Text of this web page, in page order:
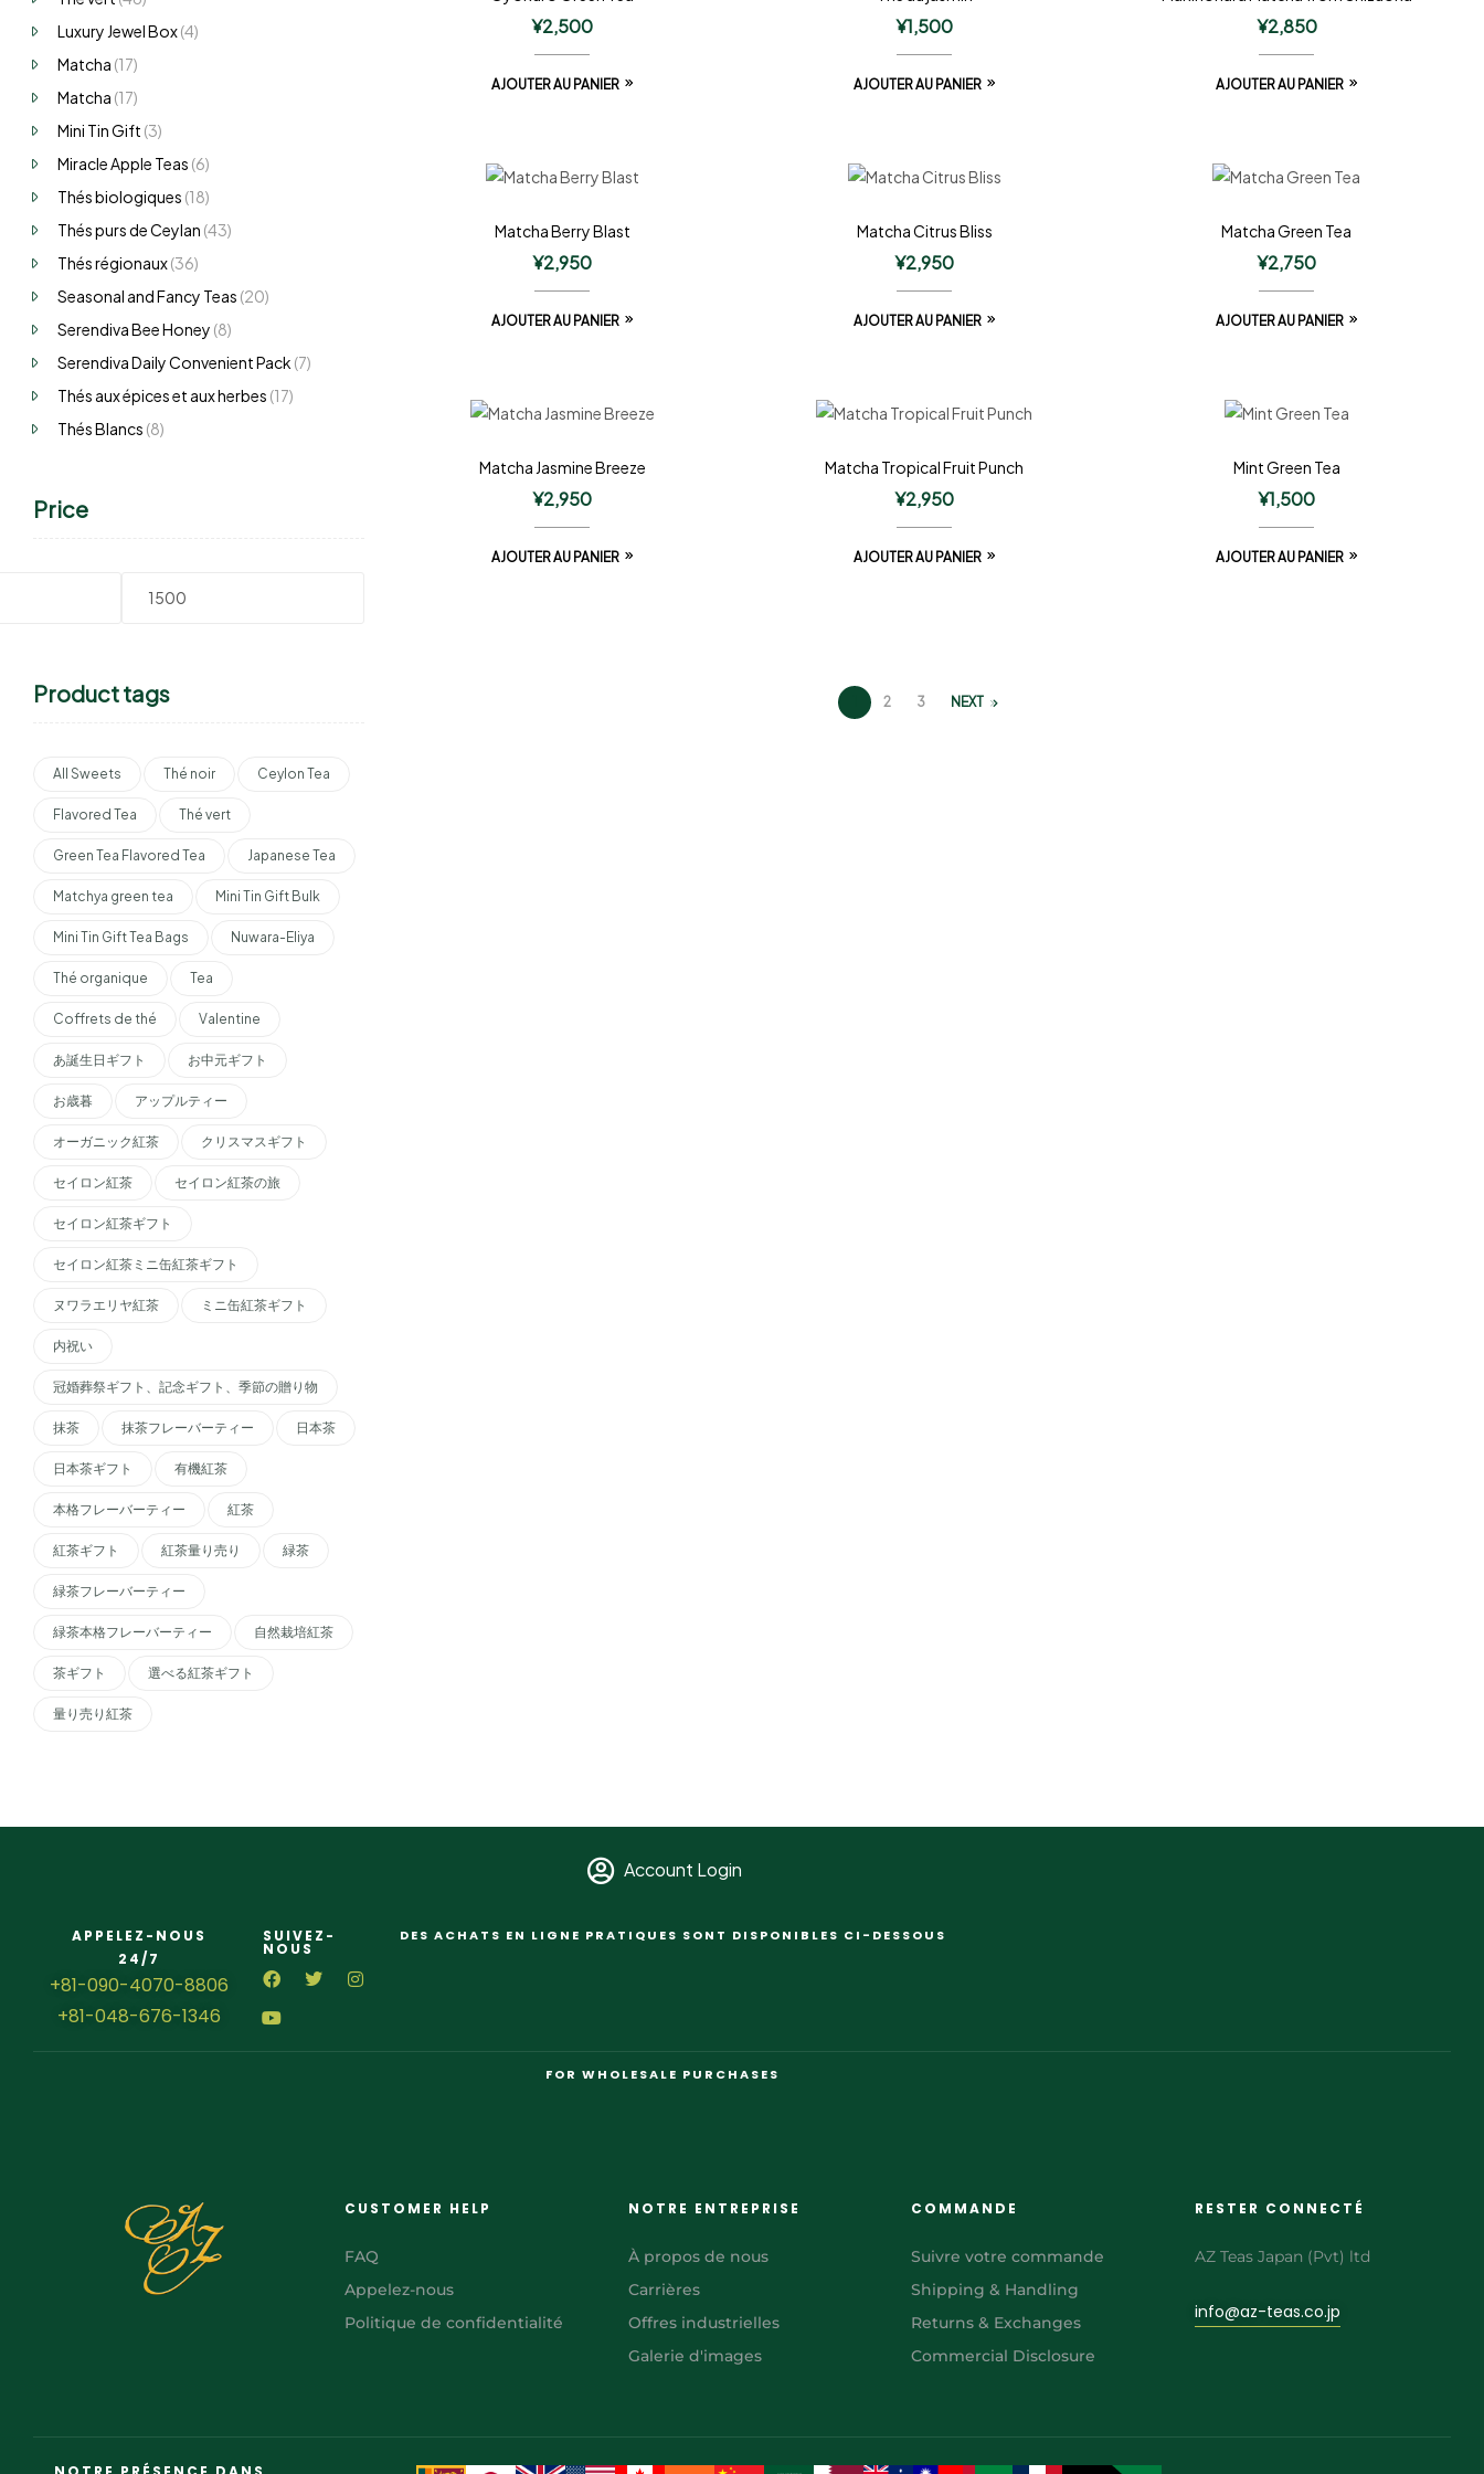
¥2,500
AJOUTER AU PANIER
¥1,500
AJOUTER AU PANIER
¥2,850
AJOUTER AU PANIER
Matcha Berry Blast
¥2,950
AJOUTER AU PANIER
Matcha Citrus Bliss
¥2,950
AJOUTER AU PANIER
Matcha Green Tea
¥2,750
AJOUTER AU PANIER
Matcha Jasmine Breeze
¥2,950
AJOUTER AU PANIER
Matcha Tropical Fruit Punch
¥2,950
AJOUTER AU PANIER
Mint Green Tea
¥1,500
AJOUTER AU PANIER
2 3 NEXT
Luxury Jewel Box(4)
Matcha (17)
Matcha (17)
Mini Tin Gift (3)
Miracle Apple Teas (6)
Thés biologiques (18)
Thés purs de Ceylan (43)
Thés régionaux(36)
Seasonal and Fancy Teas (20)
Serendiva Bee Honey (8)
Serendiva Daily Convenient Pack (7)
Thés aux épices et aux herbes (17)
Thés Blancs (8)
Price
Product tags
All Sweets Thé noir Ceylon Tea
Flavored Tea Thé vert
Green Tea Flavored Tea Japanese Tea
Matchya green tea Mini Tin Gift Bulk
Mini Tin Gift Tea Bags Nuwara-Eliya
Thé organique Tea
Coffrets de thé Valentine
あ誕生日ギフト お中元ギフト
お歳暮 アップルティー
オーガニック紅茶 クリスマスギフト
セイロン紅茶 セイロン紅茶の旅
セイロン紅茶ギフト
セイロン紅茶ミニ缶紅茶ギフト
ヌワラエリヤ紅茶 ミニ缶紅茶ギフト
内祝い
冠婚葬祭ギフト、記念ギフト、季節の贈り物
抹茶 抹茶フレーバーティー 日本茶
日本茶ギフト 有機紅茶
本格フレーバーティー 紅茶
紅茶ギフト 紅茶量り売り 緑茶
緑茶フレーバーティー
緑茶本格フレーバーティー 自然栽培紅茶
茶ギフト 選べる紅茶ギフト
量り売り紅茶
Account Login
APPELEZ-NOUS
24/7
+81-090-4070-8806
+81-048-676-1346
SUIVEZ-
NOUS
DES ACHATS EN LIGNE PRATIQUES SONT DISPONIBLES CI-DESSOUS
FOR WHOLESALE PURCHASES
CUSTOMER HELP
FAQ
Appelez-nous
Politique de confidentialité
NOTRE ENTREPRISE
À propos de nous
Carrières
Offres industrielles
Galerie d'images
COMMANDE
Suivre votre commande
Shipping & Handling
Returns & Exchanges
Commercial Disclosure
RESTER CONNECTÉ
AZ Teas Japan (Pvt) ltd
info@az-teas.co.jp
AR